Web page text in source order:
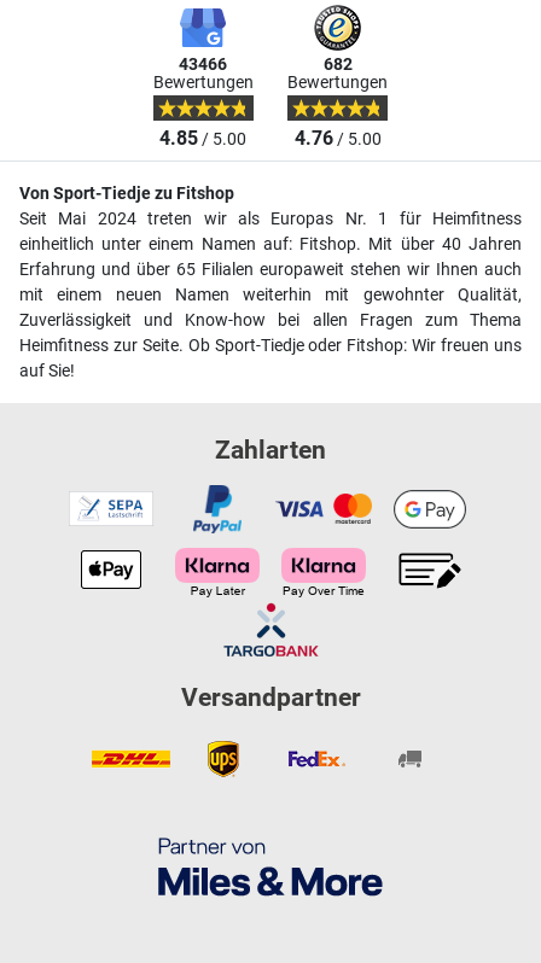
43466
Bewertungen
4.85/ 5.00
682
Bewertungen
4.76/ 5.00
Von Sport-Tiedje zu Fitshop
Seit Mai 2024 treten wir als Europas Nr. 1 für Heimfitness
einheitlich unter einem Namen auf: Fitshop. Mit über 40 Jahren
Erfahrung und über 65 Filialen europaweit stehen wir Ihnen auch
mit einem neuen Namen weiterhin mit gewohnter Qualität,
Zuverlässigkeit und Know-how bei allen Fragen zum Thema
Heimfitness zur Seite. Ob Sport-Tiedje oder Fitshop: Wir freuen uns
auf Sie!
Zahlarten
Versandpartner